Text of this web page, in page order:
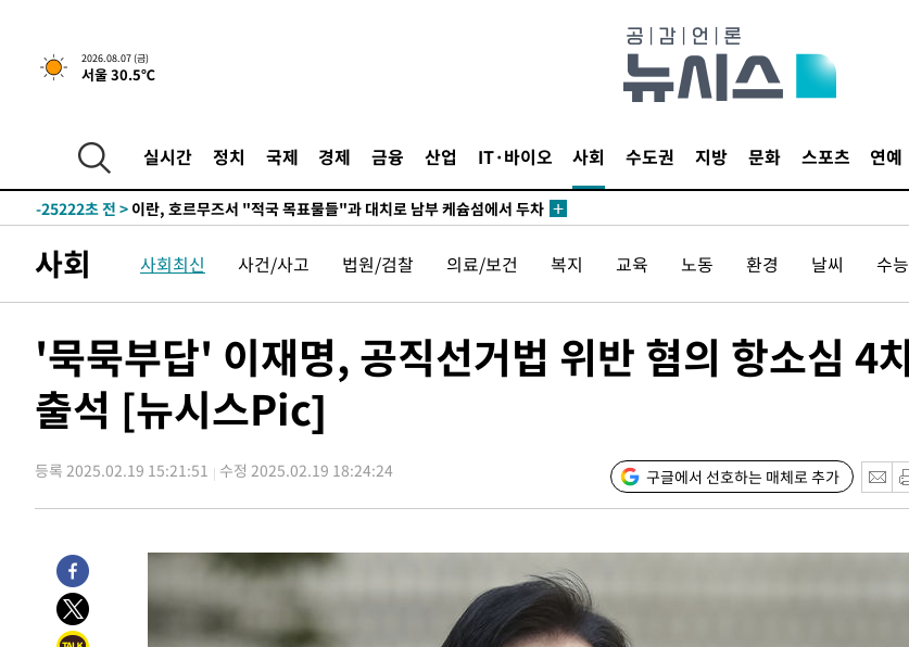
2026.08.07 (금)
서울 30.5℃
실시간 정치 국제 경제 금융 산업 IT·바이오 사회 수도권 지방 문화 스포츠 연예
-30960초 전 >
시리아 다마스쿠스 교외에서 미니버스 폭발.. 14명 부상, 3명은 중
-30258초 전 >
-25222초 전 > 이란, 호르무즈서 "적국 목표물들"과 대치로 남부 케슘섬에서 두차
발효
-22088초 전 >
[속보]트럼프, 美 원정출산 금지 행정명령 서명
-19788초 전 >[속보] 뉴욕증시, 일제 하락 마감…나스닥 0.06%↓
태
-30278초 전 >입추에도 극한더위…서울 낮 39도 '폭염중대경보'
-25242초 전 >이란, 호르무즈서 "적국 목표물들"과 대치로 남부 케슘섬에서 두차
례 큰 폭발음
-23957초 전 >
[속보]美, 폴리실리콘 수입 규제…파생제품 15% 관세, 120일 후
-19808초 전 >[속보] 뉴욕증시, 일제 하락 마감…나스닥 0.06%↓
사회 사회최신 사건/사고 법원/검찰 의료/보건 복지 교육 노동 환경 날씨 수능
'묵묵부답' 이재명, 공직선거법 위반 혐의 항소심 4
출석 [뉴시스Pic]
등록 2025.02.19 15:21:51 수정 2025.02.19 18:24:24 구글에서 선호하는 매체로 추가